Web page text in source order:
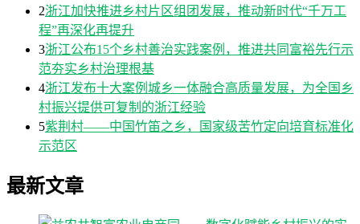
2浙江加快推进乡村片区组团发展，推动新时代“千万工
程”再深化再提升
3浙江公布15个乡村善治实践案例，推进共同富裕先行示
范夯实乡村治理根基
4浙江发布十大案例城乡一体融合高质量发展，为全国乡
村振兴提供可复制的浙江经验
5紫荆村——中国竹笛之乡，国家级苦竹定向培育标准化
示范区
最新文章